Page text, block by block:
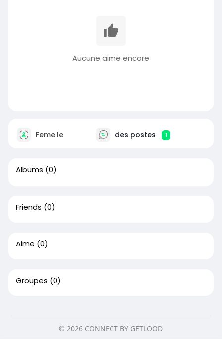
Aucune aime encore
Femelle des postes 1
Albums (0)
Friends (0)
Aime (0)
Groupes (0)
© 2026 CONNECT BY GETLOOD